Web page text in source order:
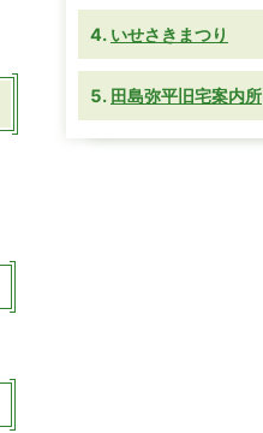
いせさきまつり
田島弥平旧宅案内所